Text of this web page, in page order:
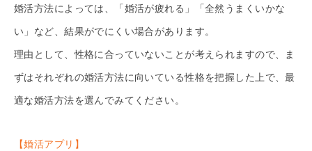
婚活方法によっては、「婚活が疲れる」「全然うまくいかな
い」など、結果がでにくい場合があります。
理由として、性格に合っていないことが考えられますので、ま
ずはそれぞれの婚活方法に向いている性格を把握した上で、最
適な婚活方法を選んでみてください。
【婚活アプリ】